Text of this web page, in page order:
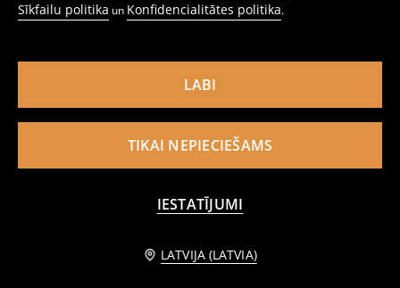
Sīkfailu politika un Konfidencialitātes politika.
TIKAI NEPIECIEŠAMS
IESTATĪJUMI
LABI
LATVIJA (LATVIA)
Cigaretšu bikses ar šuviem uz malas un jostu
7,49 EUR14,99 EUR
atsauksmes (58)
3,99 EUR12,99 EUR
Basic